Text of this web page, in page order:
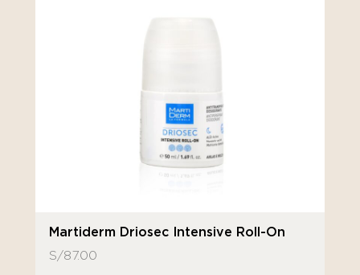
Martiderm Driosec Intensive Roll-On
S/87.00